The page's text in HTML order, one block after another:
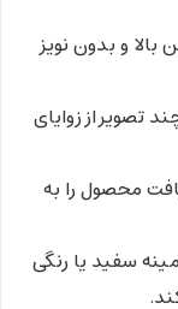
بالا و بدون نویز
تصویر از زوایای
محصول را به
سفید یا رنگی